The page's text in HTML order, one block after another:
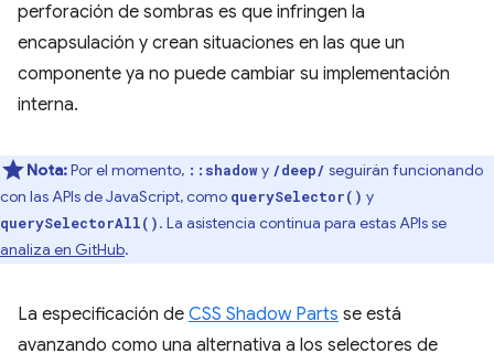
perforación de sombras es que infringen la
encapsulación y crean situaciones en las que un
componente ya no puede cambiar su implementación
interna.
Nota:Por el momento, ::shadowy /deep/ seguirán funcionando
con las APIs de JavaScript, como querySelector() y
querySelectorAll(). La asistencia continua para estas APIs se
analiza en GitHub.
La especificación de CSS Shadow Parts se está
avanzando como una alternativa a los selectores de